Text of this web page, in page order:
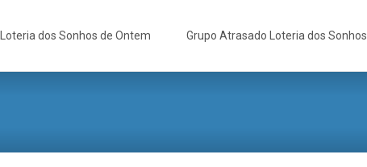
Loteria dos Sonhos de Ontem Grupo Atrasado Loteria dos Sonhos